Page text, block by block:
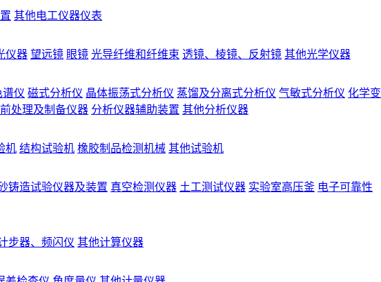
其他电工仪器仪表
仪器 望远镜 眼镜 光导纤维和纤维束 透镜、棱镜、反射镜 其他光学仪器
谱仪 磁式分析仪 晶体振荡式分析仪 蒸馏及分离式分析仪 气敏式分析仪 化学变
处理及制备仪器 分析仪器辅助装置 其他分析仪器
机 结构试验机 橡胶制品检测机械 其他试验机
铸造试验仪器及装置 真空检测仪器 土工测试仪器 实验室高压釜 电子可靠性
步器、频闪仪 其他计算仪器